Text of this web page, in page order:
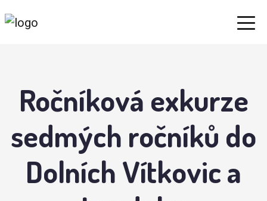
Ročníková exkurze
sedmých ročníků do
Dolních Vítkovic a